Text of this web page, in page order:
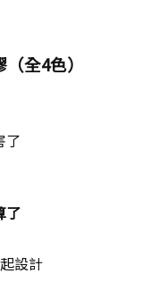
（全4色）
了
了
設計